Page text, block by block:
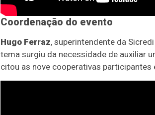
Coordenação do evento
Hugo Ferraz, superintendente da
tema surgiu da necessidade de auxiliar
citou as nove cooperativas